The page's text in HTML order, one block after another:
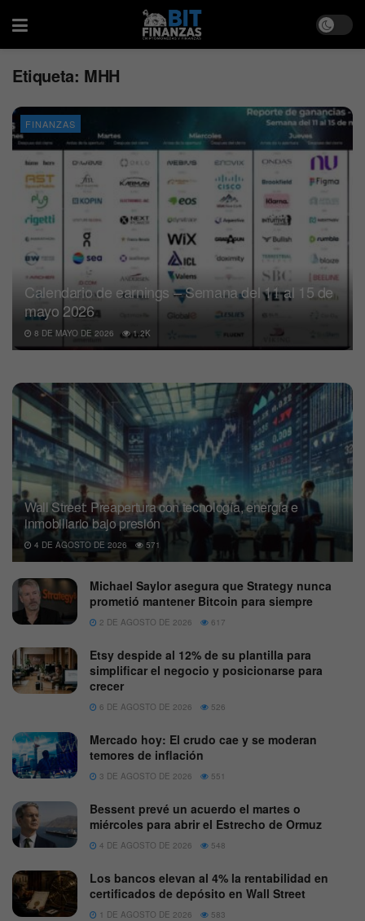
Etiqueta: MHH
FINANZAS
Calendario de earnings – Semana del 11 al 15 de
mayo 2026
8 DE MAYO DE 2026 1.2K
Wall Street: Preapertura con tecnología, energía e
inmobiliario bajo presión
4 DE AGOSTO DE 2026 571
Michael Saylor asegura que Strategy nunca
prometió mantener Bitcoin para siempre
2 DE AGOSTO DE 2026 617
Etsy despide al 12% de su plantilla para
simplificar el negocio y posicionarse para
crecer
6 DE AGOSTO DE 2026 526
Mercado hoy: El crudo cae y se moderan
temores de inflación
3 DE AGOSTO DE 2026 551
Bessent prevé un acuerdo el martes o
miércoles para abrir el Estrecho de Ormuz
4 DE AGOSTO DE 2026 548
Los bancos elevan al 4% la rentabilidad en
certificados de depósito en Wall Street
1 DE AGOSTO DE 2026 583